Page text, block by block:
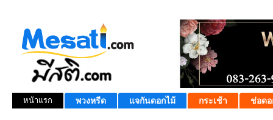
หน้าแรก พวงหรีด แจกันดอกไม้ กระเช้า ช่อดอ